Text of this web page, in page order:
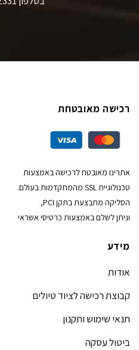
רכישה מאובטחת
אתרינו מאובטח לרכישה באמצעות
טכנולוגיית SSL מהמתקדמות בעולם.
הסליקה מתבצעת בתקן PCI,
וניתן לשלם באמצעות כרטיסי אשראי
מידע
אודות
קבוצת רכישה לציוד טיולים
תנאי שימוש ותקנון
ביטול עסקה